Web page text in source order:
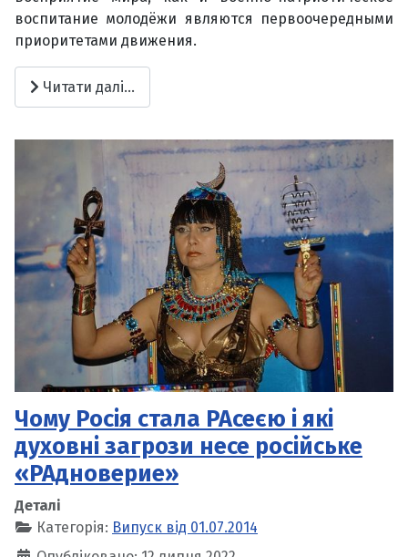
воспитание молодёжи являются первоочередными
приоритетами движения.
Читати далі...
Чому Росія стала РАсеєю і які
духовні загрози несе російське
«РАдноверие»
Деталі
Категорія: Випуск від 01.07.2014